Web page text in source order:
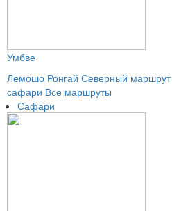
Умбве
Лемошо Ронгай Северный маршрут
сафари Все маршруты
Сафари